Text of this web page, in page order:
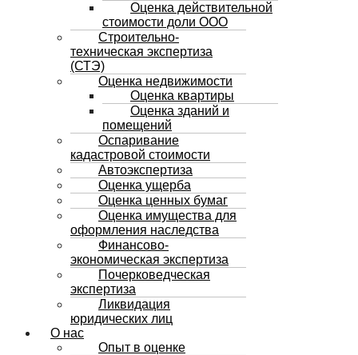
Оценка действительной
стоимости доли ООО
Строительно-
техническая экспертиза
(СТЭ)
Оценка недвижимости
Оценка квартиры
Оценка зданий и
помещений
Оспаривание
кадастровой стоимости
Автоэкспертиза
Оценка ущерба
Оценка ценных бумаг
Оценка имущества для
оформления наследства
Финансово-
экономическая экспертиза
Почерковедческая
экспертиза
Ликвидация
юридических лиц
О нас
Опыт в оценке